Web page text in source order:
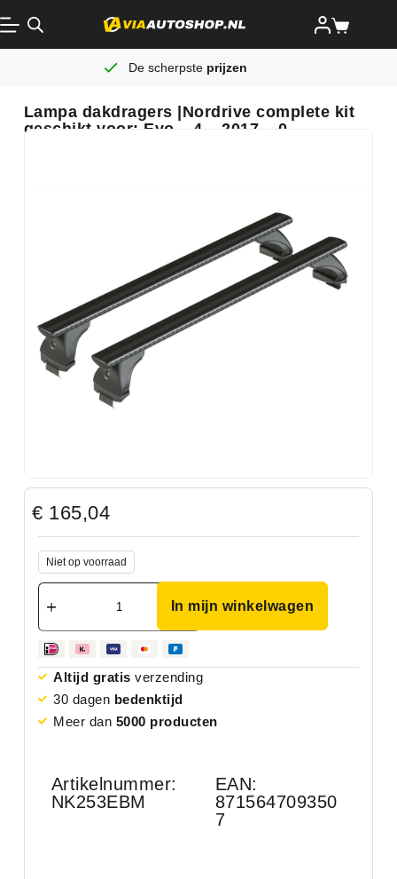
De scherpste prijzen
Lampa dakdragers |Nordrive complete kit
geschikt voor: Evo – 4 – 2017 – 0
€ 165,04
Niet op voorraad
In mijn winkelwagen
Altijd gratis verzending
30 dagen bedenktijd
Meer dan 5000 producten
Artikelnummer:
NK253EBM
EAN:
871564709350
7